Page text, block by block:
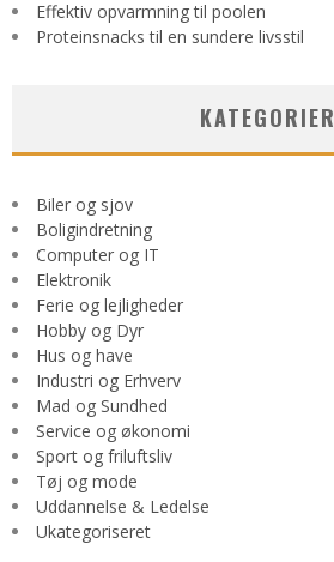
Effektiv opvarmning til poolen
Proteinsnacks til en sundere livsstil
KATEGORIER
Biler og sjov
Boligindretning
Computer og IT
Elektronik
Ferie og lejligheder
Hobby og Dyr
Hus og have
Industri og Erhverv
Mad og Sundhed
Service og økonomi
Sport og friluftsliv
Tøj og mode
Uddannelse & Ledelse
Ukategoriseret